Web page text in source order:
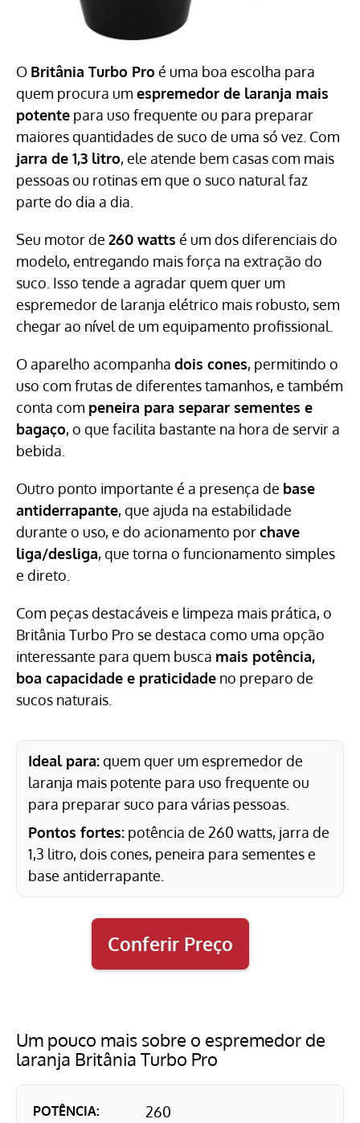
O Britânia Turbo Pro é uma boa escolha para
quem procura um espremedor de laranja mais
potente para uso frequente ou para preparar
maiores quantidades de suco de uma só vez. Com
jarra de 1,3 litro, ele atende bem casas com mais
pessoas ou rotinas em que o suco natural faz
parte do dia a dia.
Seu motor de 260 watts é um dos diferenciais do
modelo, entregando mais força na extração do
suco. Isso tende a agradar quem quer um
espremedor de laranja elétrico mais robusto, sem
chegar ao nível de um equipamento profissional.
O aparelho acompanha dois cones, permitindo o
uso com frutas de diferentes tamanhos, e também
conta com peneira para separar sementes e
bagaço, o que facilita bastante na hora de servir a
bebida.
Outro ponto importante é a presença de base
antiderrapante, que ajuda na estabilidade
durante o uso, e do acionamento porchave
liga/desliga, que torna o funcionamento simples
e direto.
Com peças destacáveis e limpeza mais prática, o
Britânia Turbo Pro se destaca como uma opção
interessante para quem busca mais potência,
boa capacidade e praticidade no preparo de
sucos naturais.
Ideal para:quem quer um espremedor de
laranja mais potente para uso frequente ou
para preparar suco para várias pessoas.
Pontos fortes: potência de 260 watts, jarra de
1,3 litro, dois cones, peneira para sementes e
base antiderrapante.
Conferir Preço
Um pouco mais sobre o espremedor de
laranja Britânia Turbo Pro
POTÊNCIA:
260